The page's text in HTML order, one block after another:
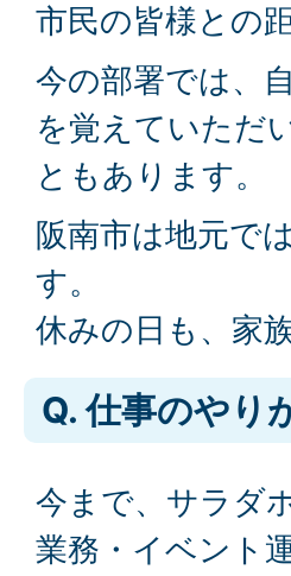
市民の皆様との
今の部署では、
を覚えていただ
ともあります。
阪南市は地元で
す。
休みの日も、家
Q. 仕事のやり
今まで、サラダ
業務・イベント